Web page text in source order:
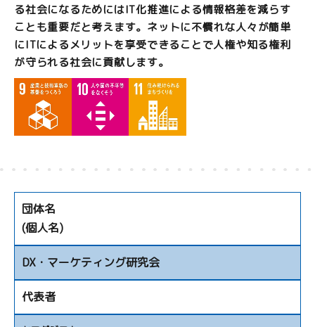
る社会になるためにはIT化推進による情報格差を減らす
ことも重要だと考えます。ネットに不慣れな人々が簡単
にITによるメリットを享受できることで人権や知る権利
が守られる社会に貢献します。
団体名
(個人名)
DX・マーケティング研究会
代表者